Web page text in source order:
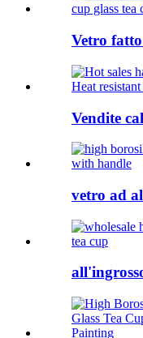
Vetro
Vendite
vetro ad